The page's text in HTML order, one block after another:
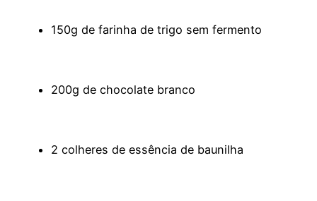
150g de farinha de trigo sem fermento
200g de chocolate branco
2 colheres de essência de baunilha